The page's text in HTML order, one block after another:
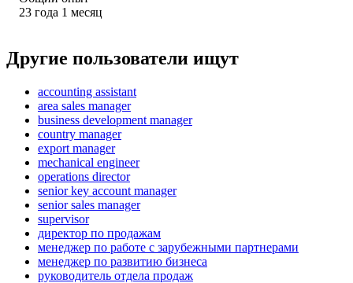
23 года 1 месяц
Другие пользователи ищут
accounting assistant
area sales manager
business development manager
country manager
export manager
mechanical engineer
operations director
senior key account manager
senior sales manager
supervisor
директор по продажам
менеджер по работе с зарубежными партнерами
менеджер по развитию бизнеса
руководитель отдела продаж